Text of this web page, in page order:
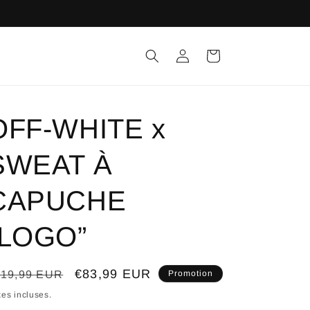
ConnexionPanier
WHITE x
À
EUR
Prix
€83,99 EUR Promotion
incluses.